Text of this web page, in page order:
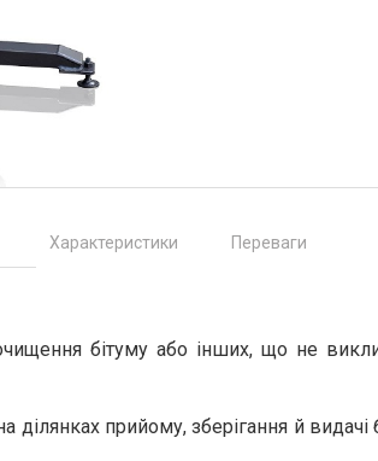
Характеристики Переваги
бітуму або інших, що не
ділянках прийому, зберігання й